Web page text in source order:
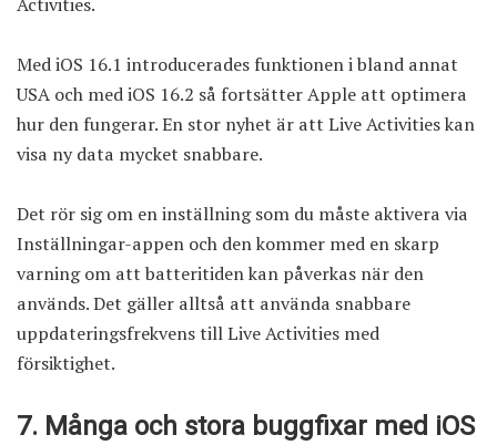
Med iOS 16.1 introducerades funktionen i bland annat
USA och med iOS 16.2 så fortsätter Apple att optimera
hur den fungerar. En stor nyhet är att Live Activities kan
visa ny data mycket snabbare.
Det rör sig om en inställning som du måste aktivera via
Inställningar-appen och den kommer med en skarp
varning om att batteritiden kan påverkas när den
används. Det gäller alltså att använda snabbare
uppdateringsfrekvens till Live Activities med
försiktighet.
7. Många och stora buggfixar med iOS